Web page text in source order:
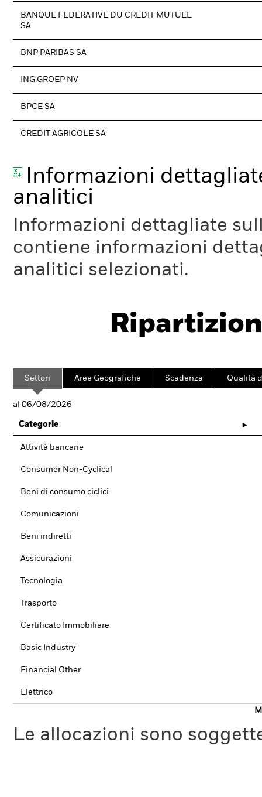
BANQUE FEDERATIVE DU CREDIT MUTUEL
SA
BNP PARIBAS SA
ING GROEP NV
BPCE SA
CREDIT AGRICOLE SA
Informazioni
analitici
Informazioni dettagliate
contiene informazioni
analitici selezionati.
Settori Aree Geografiche Scadenza Qualità
al 06/08/2026
Categorie
Attività bancarie
Consumer Non-Cyclical
Beni di consumo ciclici
Comunicazioni
Beni indiretti
Assicurazioni
Tecnologia
Trasporto
Certificato Immobiliare
Basic Industry
Financial Other
Elettrico
Le allocazioni sono